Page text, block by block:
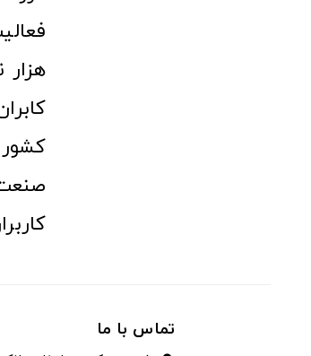
هزار
تماس با ما